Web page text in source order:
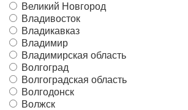
Великий Новгород
Владивосток
Владикавказ
Владимир
Владимирская область
Волгоград
Волгоградская область
Волгодонск
Волжск